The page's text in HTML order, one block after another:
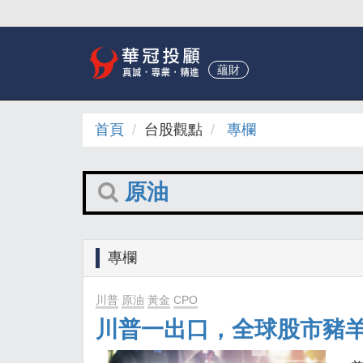
蘊財
首頁 台股觀點 專欄
原油
專欄
川普 原油 黃金 CPO
川普一出口，全球股市豬